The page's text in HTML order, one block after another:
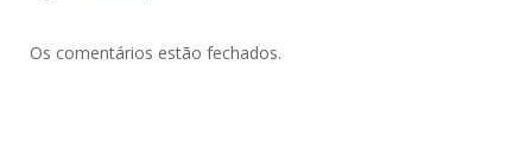
Os comentários estão fechados.